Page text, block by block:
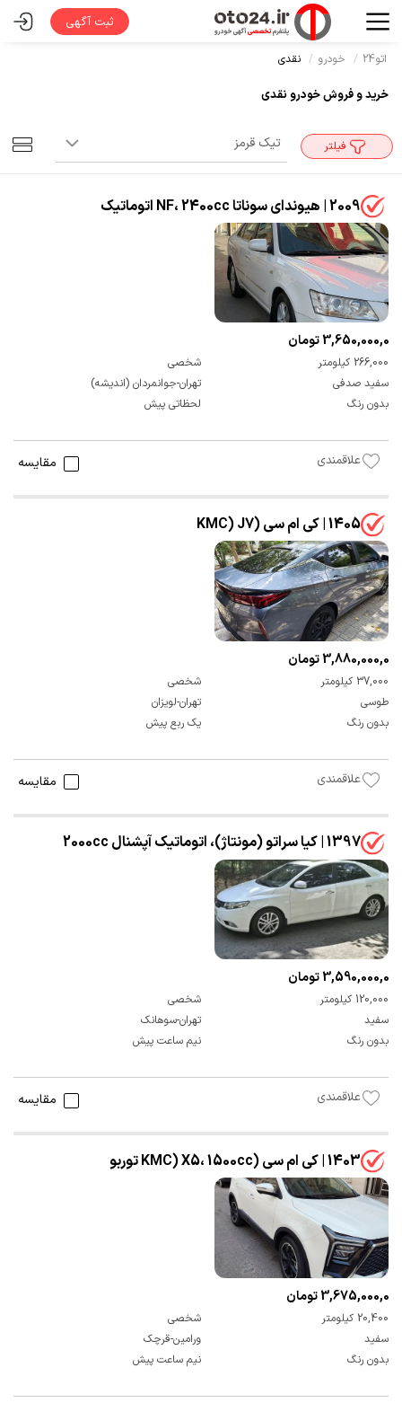
ثبت آگهی
اتو24 خودرو نقدی
خرید و فروش خودرو نقدی
فیلتر
2009 | هیوندای سوناتا NF، 2400cc اتوماتیک
3,650,000,000 تومان
266,000 کیلومتر
شخصی
سفید صدفی
تهران-جوانمردان (اندیشه)
بدون رنگ
لحظاتی پیش
علاقمندی مقایسه
1405 | کی ام سی (KMC) J7
3,880,000,000 تومان
37,000 کیلومتر
شخصی
طوسی
تهران-لویزان
بدون رنگ
یک ربع پیش
علاقمندی مقایسه
1397 | کیا سراتو (مونتاژ)، اتوماتیک آپشنال 2000cc
3,590,000,000 تومان
120,000 کیلومتر
شخصی
سفید
تهران-سوهانک
بدون رنگ
نیم ساعت پیش
علاقمندی مقایسه
1403 | کی ام سی (KMC) X5، 1500cc توربو
3,675,000,000 تومان
20,400 کیلومتر
شخصی
سفید
ورامین-قرچک
بدون رنگ
نیم ساعت پیش